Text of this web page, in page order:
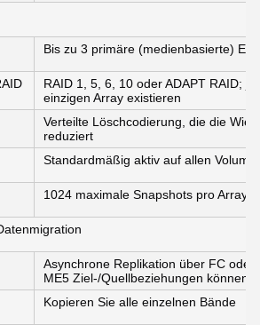
Bis zu 3 primäre (medienbasierte)
RAID 1, 5, 6, 10 oder ADAPT RAID;
einzigen Array existieren
Verteilte Löschcodierung, die die
reduziert
Standardmäßig aktiv auf allen
1024 maximale Snapshots pro Array
Asynchrone Replikation über FC
ME5 Ziel-/Quellbeziehungen können
Kopieren Sie alle einzelnen Bände